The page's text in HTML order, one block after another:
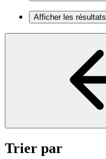
Afficher les résultats
Trier par